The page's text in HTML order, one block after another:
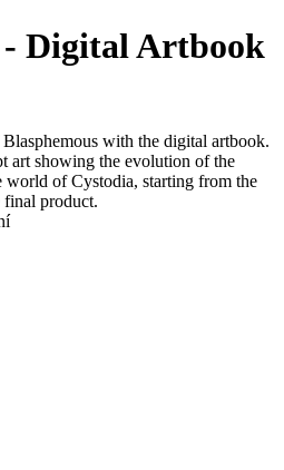
- Digital Artbook
with the digital artbook.
art showing the evolution of the
world of Cystodia, starting from the
final product.